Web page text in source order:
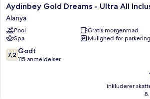
Aydinbey
Gold
Dreams
-
Ultra
All
Inclusive
Aydinbey Gold Dreams - Ultra All
Alanya
Pool
Gratis morgenmad
Spa
Mulighed for parkering
7.2
ud
7,2 Godt
115 anmeldelser
inkluderer